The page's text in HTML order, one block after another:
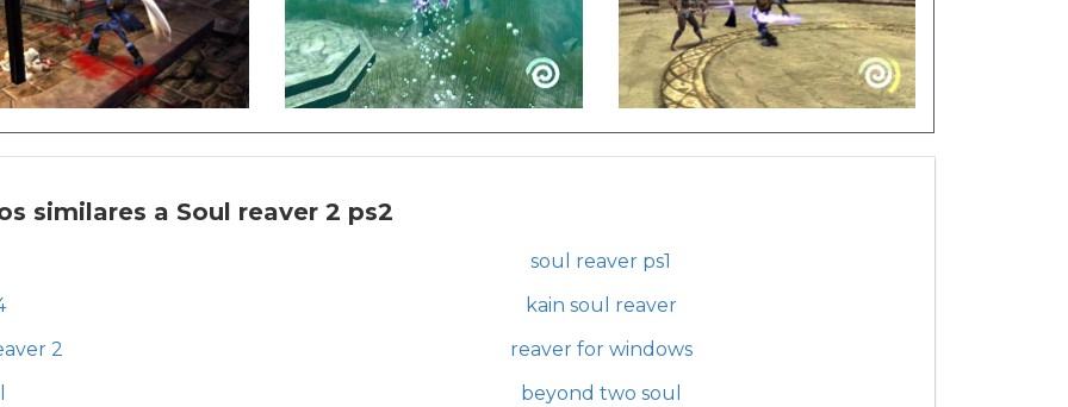
similares a Soul reaver 2 ps2
soul reaver ps1
kain soul reaver
2
reaver for windows
beyond two soul